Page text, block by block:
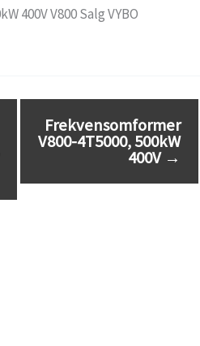
Frekvensomformer
V800-4T5000, 500kW
400V →